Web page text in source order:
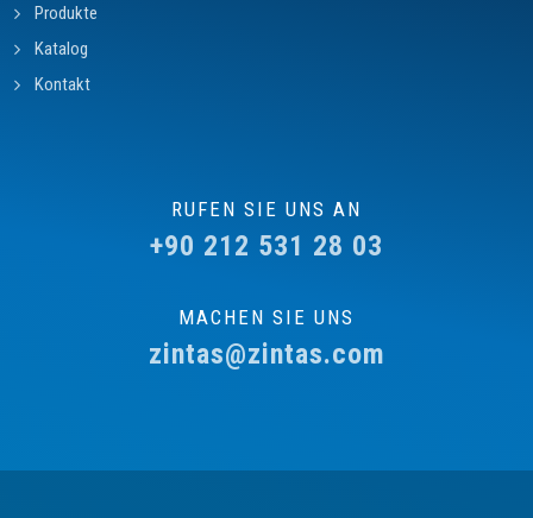
Produkte
Katalog
Kontakt
RUFEN SIE UNS AN
+90 212 531 28 03
MACHEN SIE UNS
zintas@zintas.com